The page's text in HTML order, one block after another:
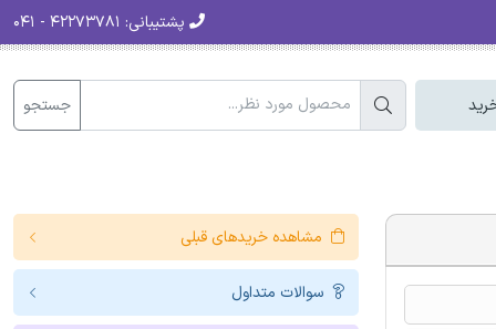
پشتیبانی:
جستجو
مشاهده خریدهای قبلی
سوالات متداول